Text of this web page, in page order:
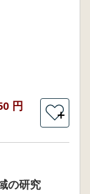
円
＋
の研究